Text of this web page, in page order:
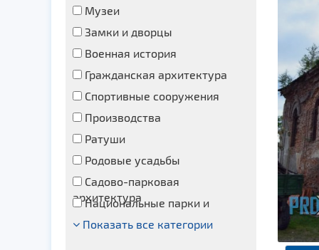
Музеи
Замки и дворцы
Военная история
Гражданская архитектура
Спортивные сооружения
Производства
Ратуши
Родовые усадьбы
Садово-парковая
архитектура
Национальные парки и
заказники
Озера и водоемы
Показать все категории